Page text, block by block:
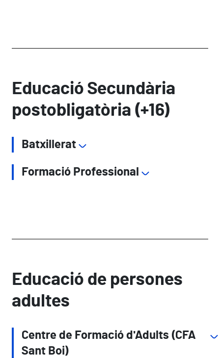
Educació Secundària
postobligatòria (+16)
Batxillerat
Formació Professional
Educació de persones
adultes
Centre de Formació d'Adults (CFA
Sant Boi)